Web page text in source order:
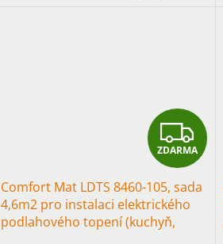
Z
D
A
ZDARMA
Comfort Mat LDTS 8460-105, sada
4,6m2 pro instalaci elektrického
podlahového topení (kuchyň,